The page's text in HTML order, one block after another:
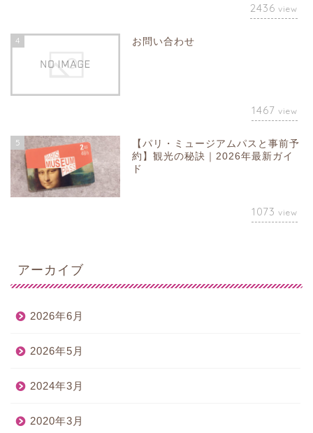
2436 view
4 お問い合わせ
1467 view
5
【パリ・ミュージアムパスと事前予
約】観光の秘訣｜2026年最新ガイ
ド
1073 view
アーカイブ
2026年6月
2026年5月
2024年3月
2020年3月